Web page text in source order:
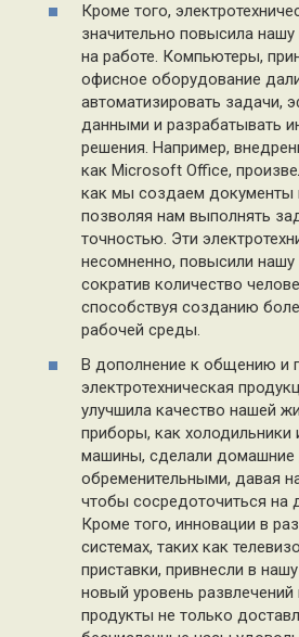
Кроме того,
значительно повысила
на работе. Компьютеры,
офисное оборудование
автоматизировать задачи,
данными и разрабатывать
решения. Например,
как Microsoft Office,
как мы создаем документы
позволяя нам выполнять
точностью. Эти
несомненно, повысили
сократив количество
способствуя созданию
рабочей среды.
В дополнение к общению и
электротехническая
улучшила качество нашей
приборы, как холодильники
машины, сделали домашние
обременительными, давая
чтобы сосредоточиться на
Кроме того, инновации в
системах, таких как
приставки, привнесли в
новый уровень
продукты не только